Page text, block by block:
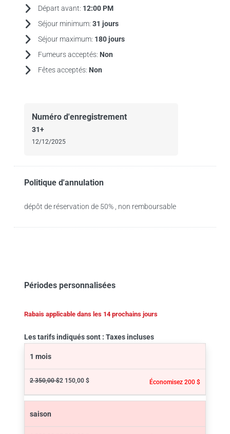
Départ avant: 12:00 PM
Séjour minimum: 31 jours
Séjour maximum: 180 jours
Fumeurs acceptés: Non
Fêtes acceptés: Non
Numéro d'enregistrement
31+
12/12/2025
Politique d'annulation
dépôt de réservation de 50% , non remboursable
Périodes personnalisées
Rabais applicable dans les 14 prochains jours
Les tarifs indiqués sont : Taxes incluses
1 mois
2 350,00 $2 150,00 $ Économisez 200 $
saison